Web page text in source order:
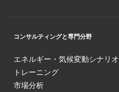
コンサルティングと専門分野
エネルギー・気候変動シナリオ
トレーニング
市場分析